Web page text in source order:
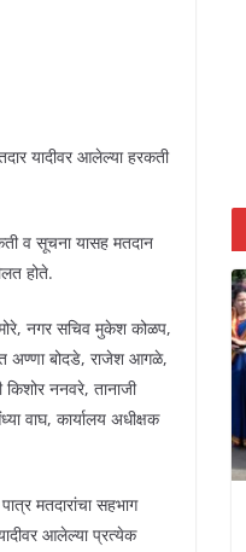
यादीवर आलेल्या हरकती
व सूचना यासह मतदान
होते.
नगर सचिव मुकेश कोळप,
अण्णा बोदडे, राजेश आगळे,
ननवरे, तानाजी
वाघ, कार्यालय अधीक्षक
मतदारांचा सहभाग
आलेल्या प्रत्येक